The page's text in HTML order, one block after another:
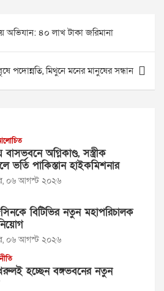
অভিযান: ৪০ লাখ টাকা জরিমানা
পদোন্নতি, মিথুনে মনের মানুষের সন্ধান
বাসভবনে অগ্নিকাণ্ড, সস্ত্রীক
ভর্তি পাকিস্তান হাইকমিশনার
০৬ আগস্ট ২০২৬
বিটিভির নতুন মহাপরিচালক
০৬ আগস্ট ২০২৬
হচ্ছেন বঙ্গভবনের নতুন